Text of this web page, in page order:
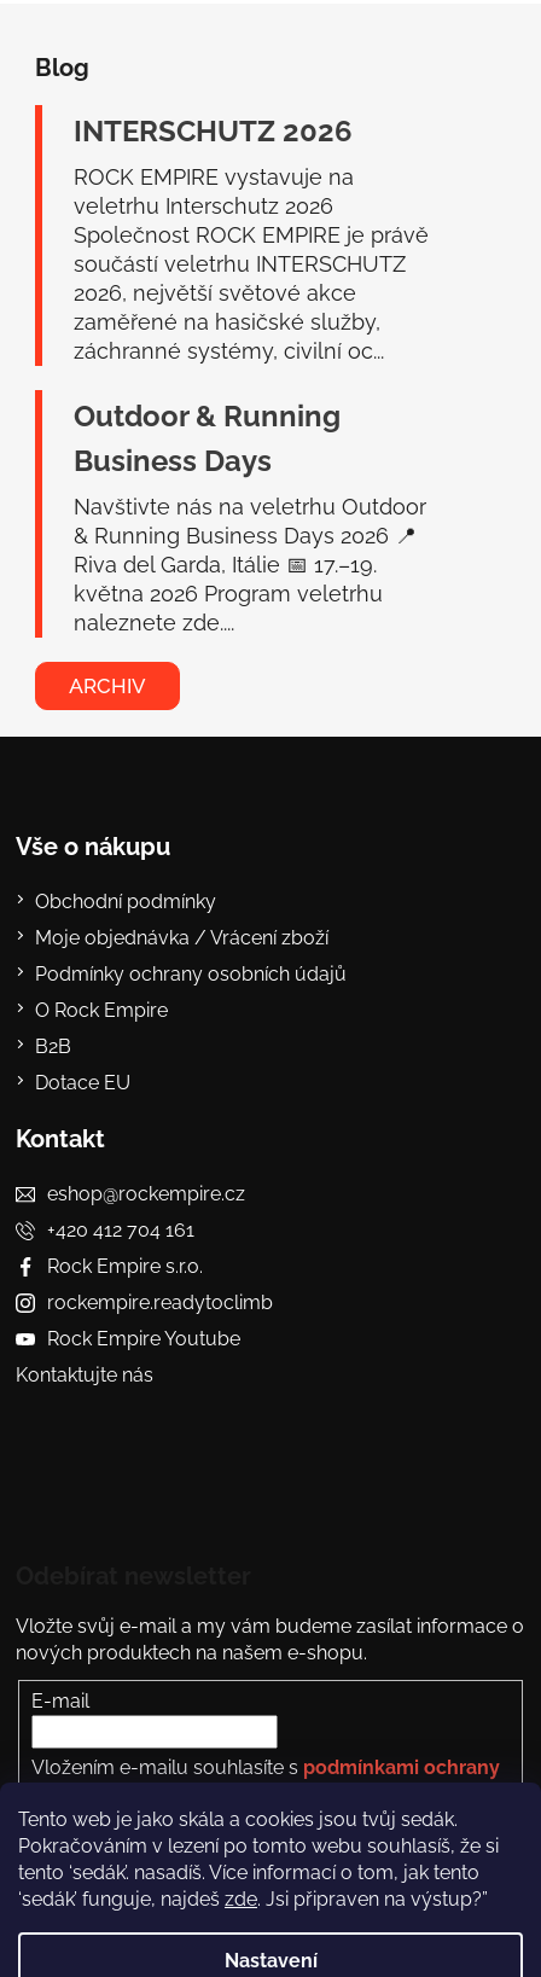
Tento web je jako skála a cookies jsou tvůj sedák.
Pokračováním v lezení po tomto webu souhlasíš, že si
tento ‘sedák’. nasadíš. Více informací o tom, jak tento
‘sedák’ funguje, najdeš zde. Jsi připraven na výstup?”
Nastavení
Blog
INTERSCHUTZ 2026
ROCK EMPIRE vystavuje na
veletrhu Interschutz 2026
Společnost ROCK EMPIRE je právě
součástí veletrhu INTERSCHUTZ
2026, největší světové akce
zaměřené na hasičské služby,
záchranné systémy, civilní oc...
Outdoor & Running
Business Days
Navštivte nás na veletrhu Outdoor
& Running Business Days 2026 📍
Riva del Garda, Itálie 📅 17.–19.
května 2026 Program veletrhu
naleznete zde....
ARCHIV
Vše o nákupu
Obchodní podmínky
Moje objednávka / Vrácení zboží
Podmínky ochrany osobních údajů
O Rock Empire
B2B
Dotace EU
Kontakt
eshop@rockempire.cz
+420 412 704 161
Rock Empire s.r.o.
rockempire.readytoclimb
Rock Empire Youtube
Kontaktujte nás
Vložte svůj e-mail a my vám budeme zasílat informace o
nových produktech na našem e-shopu.
E-mail
Vložením e-mailu souhlasíte s podmínkami ochrany
PŘIHLÁSIT SE